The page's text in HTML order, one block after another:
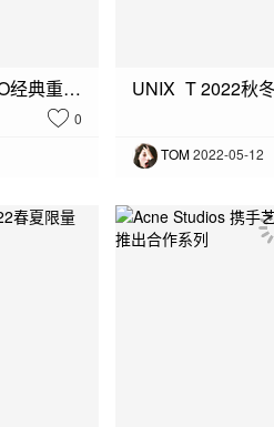
OAKLEY欧克利SUB ZERO经典重现，90年代设计再引“轻炫”风潮
0
TOM2022-05-12